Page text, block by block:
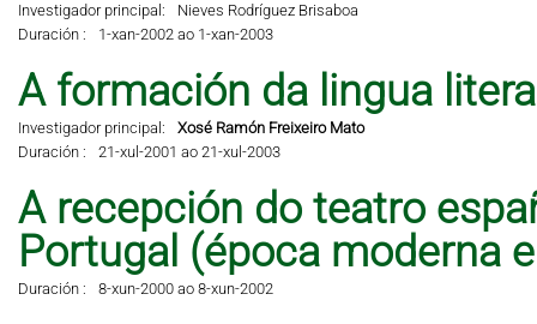
Investigador principal:
Nieves Rodríguez Brisaboa
Duración :
1-xan-2002 ao 1-xan-2003
A formación da lingua
Investigador principal:
Xosé Ramón Freixeiro Mato
Duración :
21-xul-2001 ao 21-xul-2003
A recepción do teatro
Portugal (época moderna
Duración : 8-xun-2000 ao 8-xun-2002